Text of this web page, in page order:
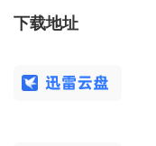
下载地址